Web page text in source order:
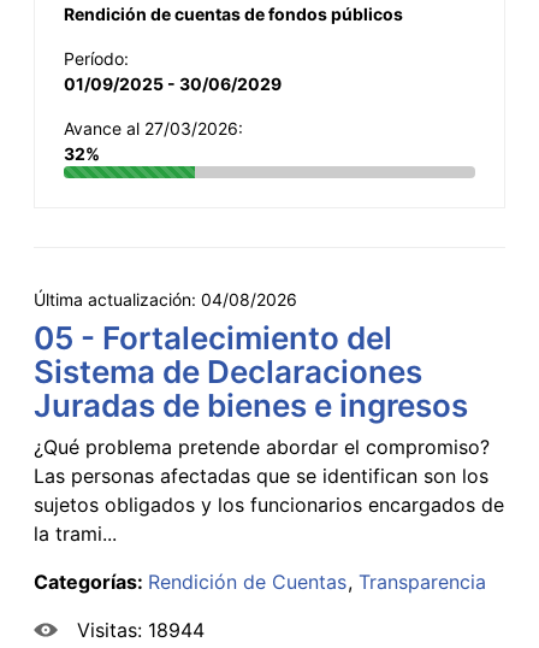
Rendición de cuentas de fondos públicos
Período:
01/09/2025 - 30/06/2029
Avance al 27/03/2026:
32%
Última actualización: 04/08/2026
05 - Fortalecimiento del
Sistema de Declaraciones
Juradas de bienes e ingresos
¿Qué problema pretende abordar el compromiso?
Las personas afectadas que se identifican son los
sujetos obligados y los funcionarios encargados de
la trami...
Categorías: Rendición de Cuentas Transparencia
Visitas: 18944